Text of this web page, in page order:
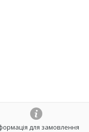
для замовлення